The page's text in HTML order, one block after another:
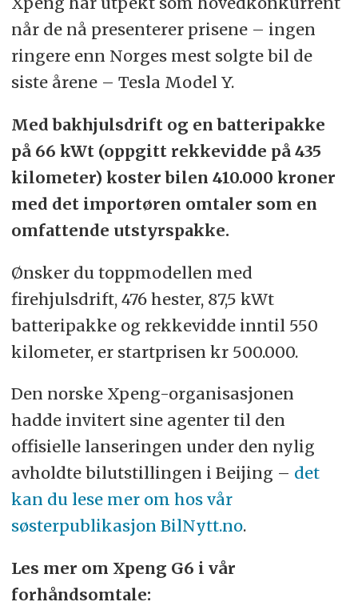
når de nå presenterer prisene – ingen
ringere enn Norges mest solgte bil de
siste årene – Tesla Model Y.
Med bakhjulsdrift og en batteripakke
på 66 kWt (oppgitt rekkevidde på 435
kilometer) koster bilen 410.000 kroner
med det importøren omtaler som en
omfattende utstyrspakke.
Ønsker du toppmodellen med
firehjulsdrift, 476 hester, 87,5 kWt
batteripakke og rekkevidde inntil 550
kilometer, er startprisen kr 500.000.
Den norske Xpeng-organisasjonen
hadde invitert sine agenter til den
offisielle lanseringen under den nylig
avholdte bilutstillingen i Beijing – det
kan du lese mer om hos vår
søsterpublikasjon BilNytt.no.
Les mer om Xpeng G6 i vår
forhåndsomtale: